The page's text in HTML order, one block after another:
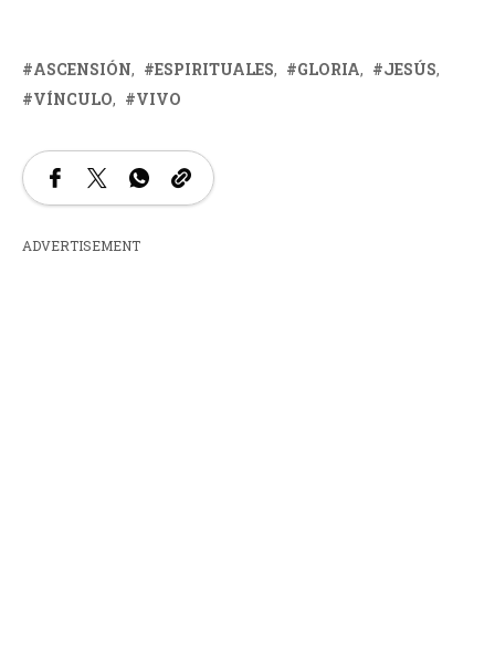
ASCENSIÓN ESPIRITUALES GLORIA
JESÚS
VÍNCULO
VIVO
ADVERTISEMENT